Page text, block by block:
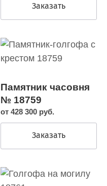
Заказать
Памятник часовня
№ 18759
от 428 300 руб.
Заказать